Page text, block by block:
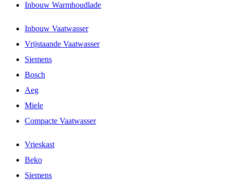
Inbouw Warmhoudlade
Inbouw Vaatwasser
Vrijstaande Vaatwasser
Siemens
Bosch
Aeg
Miele
Compacte Vaatwasser
Vrieskast
Beko
Siemens